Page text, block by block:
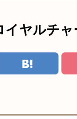
イヤルチャ